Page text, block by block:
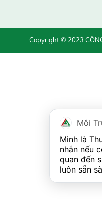
Copyright © 2023
Môi
Mình là
nhắn nếu
quan đến
luôn sẵn